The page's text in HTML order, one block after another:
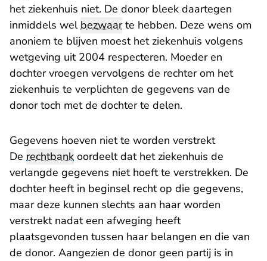
het ziekenhuis niet. De donor bleek daartegen
inmiddels welbezwaarte hebben. Deze wens om
anoniem te blijven moest het ziekenhuis volgens
wetgeving uit 2004 respecteren. Moeder en
dochter vroegen vervolgens de rechter om het
ziekenhuis te verplichten de gegevens van de
donor toch met de dochter te delen.
Gegevens hoeven niet te worden verstrekt
De rechtbank oordeelt dat het ziekenhuis de
verlangde gegevens niet hoeft te verstrekken. De
dochter heeft in beginsel recht op die gegevens,
maar deze kunnen slechts aan haar worden
verstrekt nadat een afweging heeft
plaatsgevonden tussen haar belangen en die van
de donor. Aangezien de donor geen partij is in